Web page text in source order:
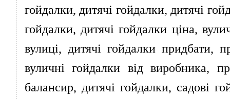
гойдалки, дитячі гойдалки, дитячі
гойдалки, дитячі гойдалки ціна,
вулиці, дитячі гойдалки придбати,
вуличні гойдалки від виробника,
балансир, дитячі гойдалки, садові